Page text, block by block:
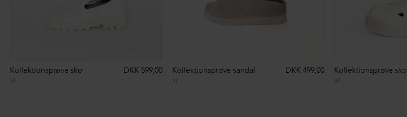
37
Kollektionsprøve sko DKK 599,00
37
Kollektionsprøve sandal DKK 499,00
37
Kollektionsprøve sko